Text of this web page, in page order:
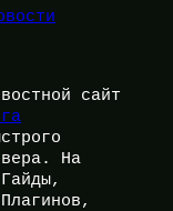
сайт
На